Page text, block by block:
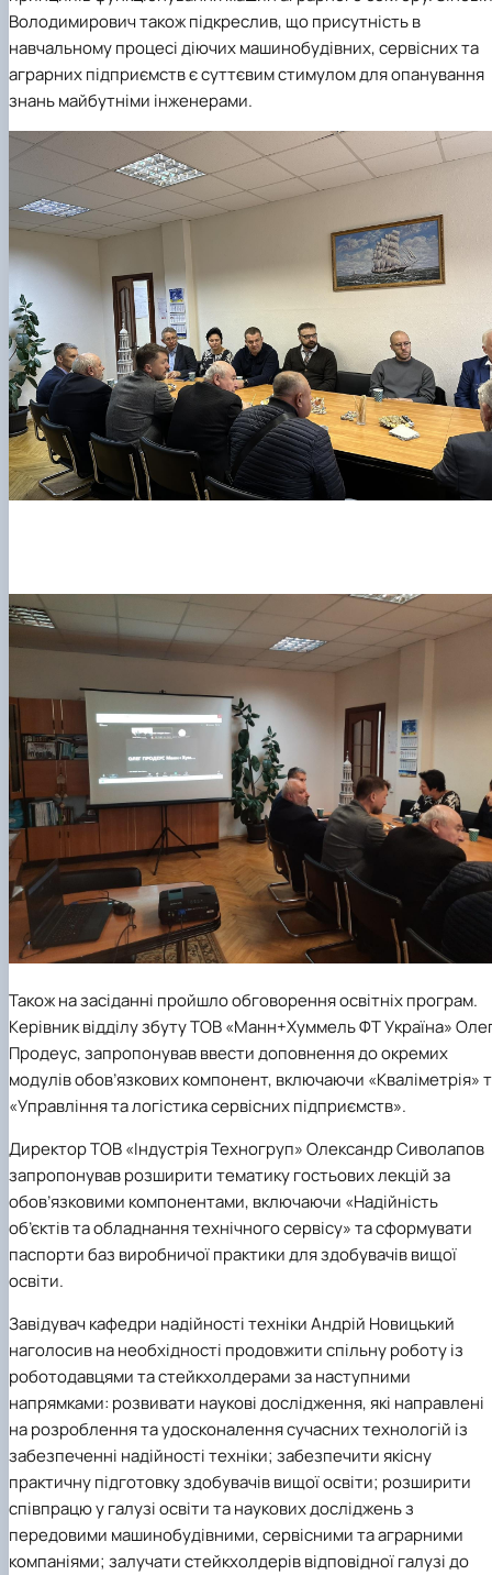
Володимировичтакожпідкреслив, що присутність в
навчальному процесі діючих машинобудівних, сервісних та
аграрних підприємств є суттєвим стимулом для опанування
знань майбутніми інженерами.
Також на засіданні пройшло обговорення освітніх програм.
Керівник відділу збуту ТОВ«Манн+Хуммель ФТ Україна»
Продеус, запропонував ввести доповнення до окремих
модулів обов’язкових компонент, включаючи «Кваліметрія»
«Управління та логістика сервісних підприємств».
ДиректорТОВ «Індустрія Техногруп»Олександр Сиволапов
запропонував розширити тематику гостьових лекцій за
обов’язковими компонентами, включаючи «Надійність
об’єктів та обладнання технічного сервісу» та сформувати
паспорти баз виробничої практики для здобувачів вищої
освіти.
Завідувач кафедри надійності техніки Андрій Новицький
наголосив на необхідності продовжити спільну роботу із
роботодавцями та стейкхолдерами за наступними
напрямками: розвивати наукові дослідження, які направлені
на розроблення та удосконалення сучасних технологій із
забезпеченні надійності техніки; забезпечити якісну
практичну підготовку здобувачів вищої освіти; розширити
співпрацю у галузі освіти та наукових досліджень з
передовими машинобудівними, сервісними та аграрними
компаніями; залучати стейкхолдерів відповідної галузі до